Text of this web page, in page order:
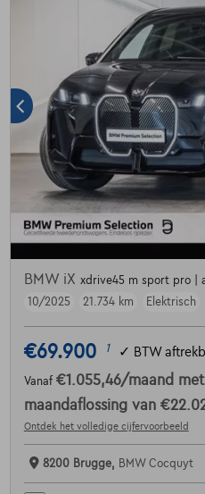
BMW iX xdrive45 m sport pro |
10/2025
21.734 km Elektrisch
€69.900 1 ✓ BTW
Vanaf €1.055,46/maand
maandaflossing van
Ontdek het volledige cijfervoorbeeld
8200 Brugge, BMW Cocquyt